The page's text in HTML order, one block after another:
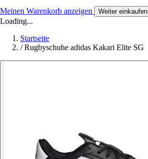
Meinen Warenkorb anzeigen Weiter einkaufen
Loading...
Startseite
/ Rugbyschuhe adidas Kakari Elite SG